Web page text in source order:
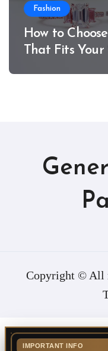
Fashion
How to
That Fits Your
Copyright © All
IMPORTANT INFO